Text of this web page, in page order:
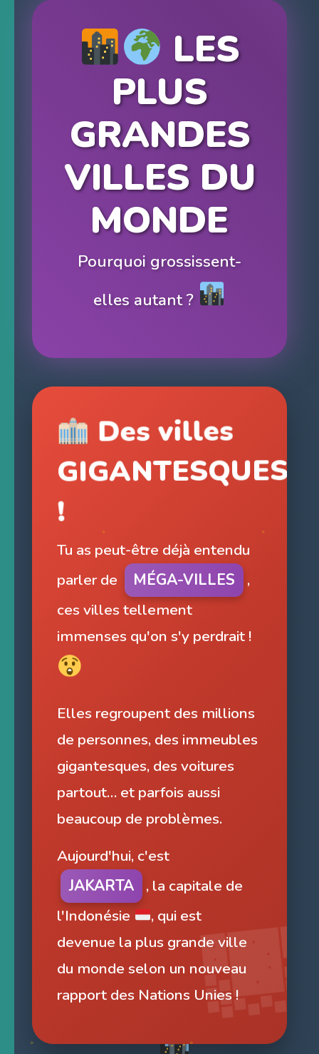
LES
PLUS
GRANDES
VILLES DU
MONDE
Pourquoi grossissent-
elles autant ?
Des villes
GIGANTESQUES
!
Tu as peut-être déjà entendu
parler de
MÉGA-VILLES
,
ces villes tellement
immenses qu'on s'y perdrait !
Elles regroupent des millions
de personnes, des immeubles
gigantesques, des voitures
partout… et parfois aussi
beaucoup de problèmes.
Aujourd'hui, c'est
JAKARTA
, la capitale de
l'Indonésie
, qui est
devenue la plus grande ville
du monde selon un nouveau
rapport des Nations Unies !